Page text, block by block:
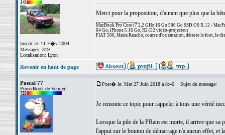
Inscrit le: 11 F�v 2004
Messages: 319
Localisation: Lyon
Merci pour la proposition, d'autant que plus que la
MacBook Pro Core i7 2,2 GHz 16 Go 500 Go SSD OS X.12 -
64 Go, iPhone 5 16 Go, R2-D2 vidéo-projecteur
FIAT 500, Matra Rancho, course d'orientation, déteste le foot, le
Revenir en haut de page
Pascal 77
PowerBook de Vermeil
Post� le: Mer 27 Juin 2018 à 8:46 Sujet du message:
Je remonte ce topic pour rappeler à tous une vérité
Lorsque la pile de la PRam est morte, il arrive que sa
l'appui sur le bouton de démarrage n'a aucun effet, et